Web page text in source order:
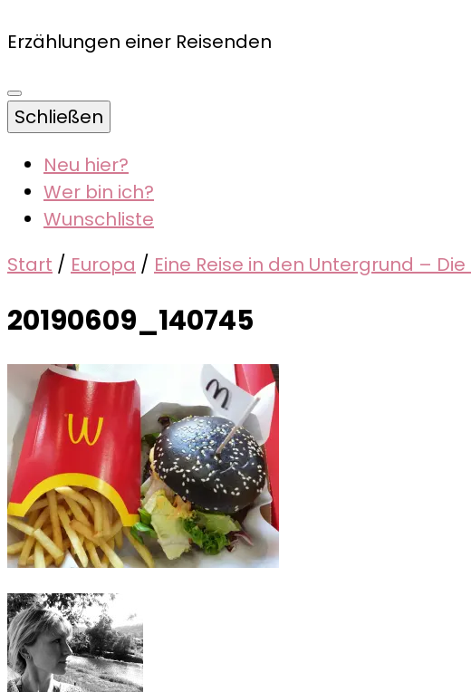
Erzählungen einer Reisenden
Schließen
Neu hier?
Wer bin ich?
Wunschliste
Start / Europa / Eine Reise in den Untergrund –
20190609_140745